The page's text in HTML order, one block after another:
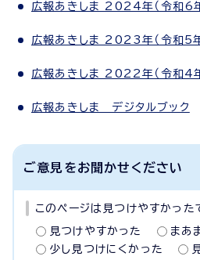
広報あきしま 2024年（令和6年
広報あきしま 2023年（令和5年
広報あきしま 2022年（令和4年
広報あきしま デジタルブック
ご意見をお聞かせください
このページは見つけやすかった
見つけやすかった
まあ
少し見つけにくかった